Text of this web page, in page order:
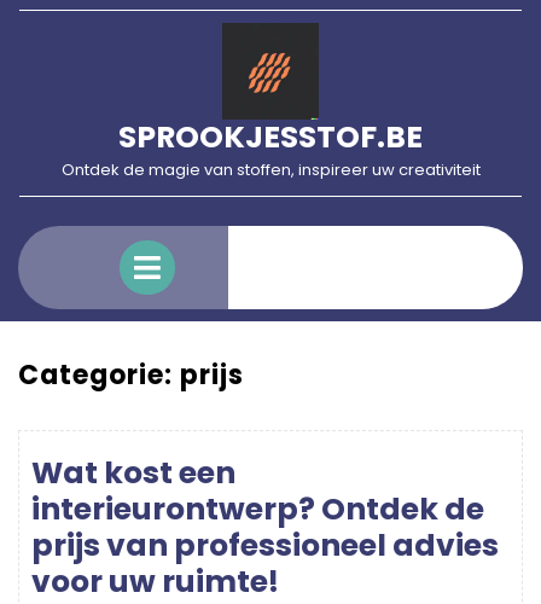
Skip
SPROOKJESSTOF.BE
Ontdek de magie van stoffen, inspireer uw creativiteit
Menu
Categorie: prijs
Wat kost een
interieurontwerp? Ontdek de
prijs van professioneel advies
voor uw ruimte!